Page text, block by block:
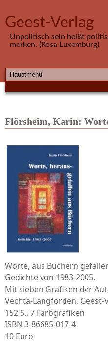
Geest-Verlag
Unpolitisch sein heißt
merken. (Rosa Luxemburg)
HAUPTMENÜ
Flörsheim, Karin:
Worte, aus Büchern
Gedichte von 1983-2005.
Mit sieben Grafiken der
Vechta-Langförden, Geest-
152 S., 7 Farbgrafiken
ISBN 3-86685-017-4
10 Euro